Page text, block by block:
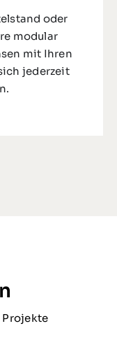
oder
modular
mit Ihren
jederzeit